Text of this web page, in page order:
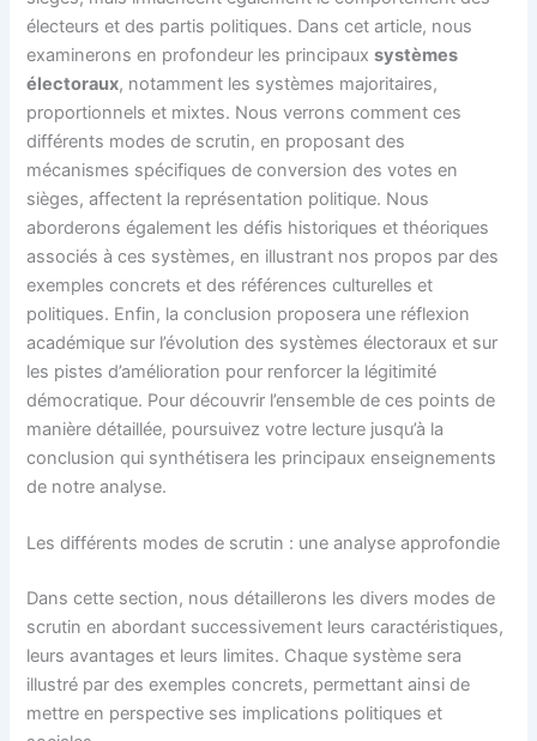
électeurs et des partis politiques. Dans cet article, nous
examinerons en profondeur les principauxsystèmes
électoraux, notamment les systèmes majoritaires,
proportionnels et mixtes. Nous verrons comment ces
différents modes de scrutin, en proposant des
mécanismes spécifiques de conversion des votes en
sièges, affectent la représentation politique. Nous
aborderons également les défis historiques et théoriques
associés à ces systèmes, en illustrant nos propos par des
exemples concrets et des références culturelles et
politiques. Enfin, la conclusion proposera une réflexion
académique sur l’évolution des systèmes électoraux et sur
les pistes d’amélioration pour renforcer la légitimité
démocratique. Pour découvrir l’ensemble de ces points de
manière détaillée, poursuivez votre lecture jusqu’à la
conclusion qui synthétisera les principaux enseignements
de notre analyse.
Les différents modes de scrutin : une analyse approfondie
Dans cette section, nous détaillerons les divers modes de
scrutin en abordant successivement leurs caractéristiques,
leurs avantages et leurs limites. Chaque système sera
illustré par des exemples concrets, permettant ainsi de
mettre en perspective ses implications politiques et